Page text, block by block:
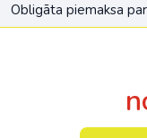
Obligāta piemaksa